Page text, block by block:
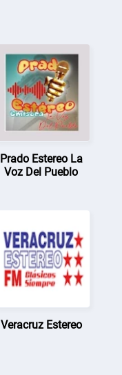
Prado Estereo La
Voz Del Pueblo
Veracruz Estereo